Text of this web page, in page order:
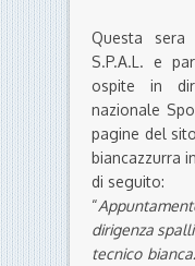
Questa
S.P.A.L. e
ospite in
nazionale
pagine del
biancazzurra
di seguito:
“
dirigenza
tecnico